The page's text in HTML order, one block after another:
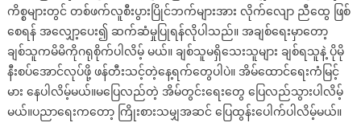
ကိစ္စများတွင် တစ်ဖက်လူစီးပွားပြိုင်ဘက်များအား လိုက်လျော ညီထွေ ဖြစ်
စေရန် အလျှော့ပေး၍ ဆက်ဆံမှုပြုရန်လိုပါသည်။ အချစ်ရေးမှာတော့
ချစ်သူကမိမိကိုဂရုစိုက်ပါလိမ့် မယ်။ ချစ်သူမရှိသေးသူများ ချစ်ရသူနဲ့ ပိုမို
နီးစပ်အောင်လုပ်ဖို့ ဖန်တီးသင့်တဲ့နေ့ရက်တွေပါပဲ။ အိမ်ထောင်ရေးကံမြင့်
မား နေပါလိမ့်မယ်။မပြေလည်တဲ့ အိမ်တွင်းရေးတွေ ပြေလည်သွားပါလိမ့်
မယ်။ပညာရေးကတော့ ကြိုးစားသမျှအဆင် ပြေထွန်းပေါက်ပါလိမ့်မယ်။